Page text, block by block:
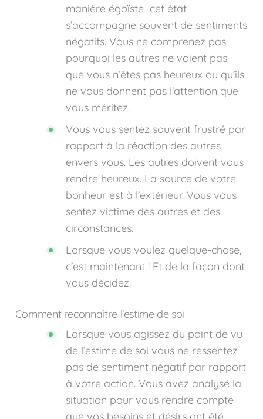
manière égoïste cet état
s’accompagne souvent de sentiments
négatifs. Vous ne comprenez pas
pourquoi les autres ne voient pas
que vous n’êtes pas heureux ou qu’ils
ne vous donnent pas l’attention que
vous méritez.
Vous vous sentez souvent frustré par
rapport à la réaction des autres
envers vous. Les autres doivent vous
rendre heureux. La source de votre
bonheur est à l’extérieur. Vous vous
sentez victime des autres et des
circonstances.
Lorsque vous voulez quelque-chose,
c’est maintenant ! Et de la façon dont
vous décidez.
Comment reconnaître l’estime de soi
Lorsque vous agissez du point de vu
de l’estime de soi vous ne ressentez
pas de sentiment négatif par rapport
à votre action. Vous avez analysé la
situation pour vous rendre compte